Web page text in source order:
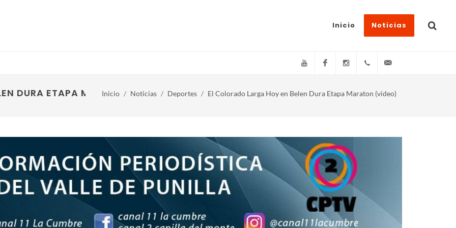
Inicio Noticias
YouTube FacebookInstagram(+54)(9)3548-576073
DURA ETAPA MARATON (VIDEO)
Inicio Noticias Deportes El Colorado Larga Hoy en Belen Dura Etapa Maraton (video)